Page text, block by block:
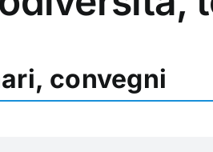
convegni